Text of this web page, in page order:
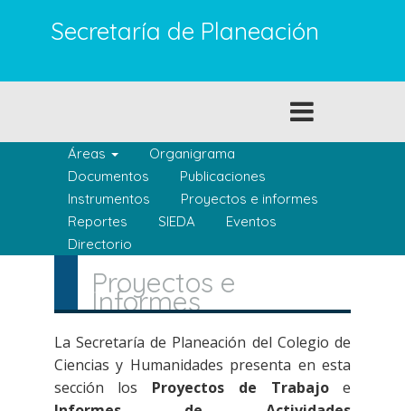
Secretaría de Planeación
Toggle
navigation
Áreas
Organigrama
Documentos
Publicaciones
Instrumentos
Proyectos e informes
Reportes
SIEDA
Eventos
Directorio
Proyectos e
Informes
La Secretaría de Planeación del Colegio de
Ciencias y Humanidades presenta en esta
sección los Proyectos de Trabajoe